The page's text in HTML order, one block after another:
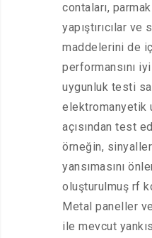
contaları,
yapıştırıcılar ve
maddelerini de
performansını
uygunluk testi
elektromanyetik
açısından test
örneğin,
yansımasını
oluşturulmuş rf
Metal paneller
ile mevcut